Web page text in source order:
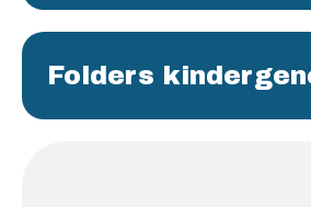
Folders